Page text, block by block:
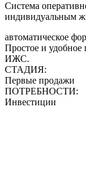
Система
индивидуальным
автоматическое
Простое и удобное
ИЖС.
СТАДИЯ:
Первые продажи
ПОТРЕБНОСТИ:
Инвестиции